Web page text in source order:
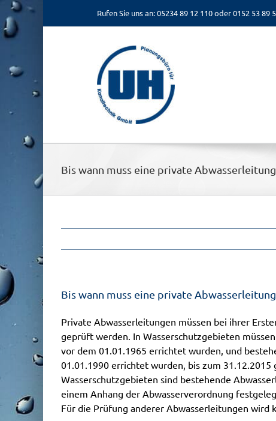
Zum
Inhalt
springen
Rufen Sie uns an: 05234 89 12 110 oder 0152 53 89
Bis wann muss eine private
Bis wann muss eine private
Private Abwasserleitungen müssen bei ihrer
geprüft werden. In Wasserschutzgebieten
vor dem 01.01.1965 errichtet wurden, und
01.01.1990 errichtet wurden, bis zum
Wasserschutzgebieten sind bestehende
einem Anhang der Abwasserverordnung
Für die Prüfung anderer Abwasserleitungen wird